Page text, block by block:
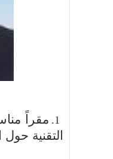
1. مقراً
التقنية حول